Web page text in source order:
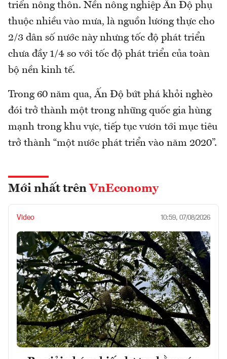
triển nông thôn. Nền nông nghiệp Ấn Độ phụ
thuộc nhiều vào mưa, là nguồn lương thực cho
2/3 dân số nước này nhưng tốc độ phát triển
chưa đầy 1/4 so với tốc độ phát triển của toàn
bộ nền kinh tế.
Trong 60 năm qua, Ấn Độ bứt phá khỏi nghèo
đói trở thành một trong những quốc gia hùng
mạnh trong khu vực, tiếp tục vươn tới mục tiêu
trở thành “một nước phát triển vào năm 2020”.
Mới nhất trên VnEconomy
Video 10:59, 07/08/2026